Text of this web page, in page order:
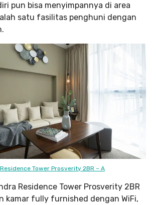
pun bisa menyimpannya di area
satu fasilitas penghuni dengan
Tower Prosverity 2BR – A
Residence Tower Prosverity 2BR
kamar fully furnished dengan WiFi,